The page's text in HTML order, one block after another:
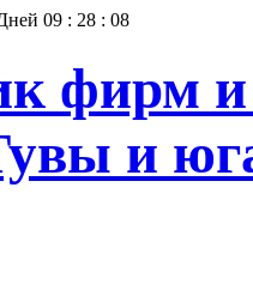
09 : 28 : 08
фирм и
и